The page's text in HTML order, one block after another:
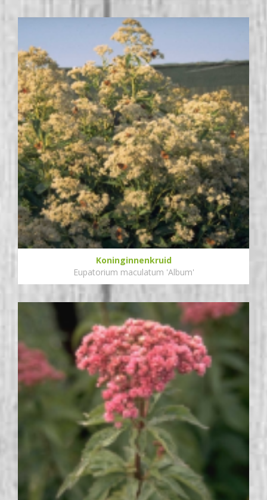
Koninginnenkruid
Eupatorium maculatum 'Album'